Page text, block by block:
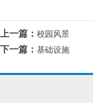
上一篇： 校园风景
下一篇： 基础设施